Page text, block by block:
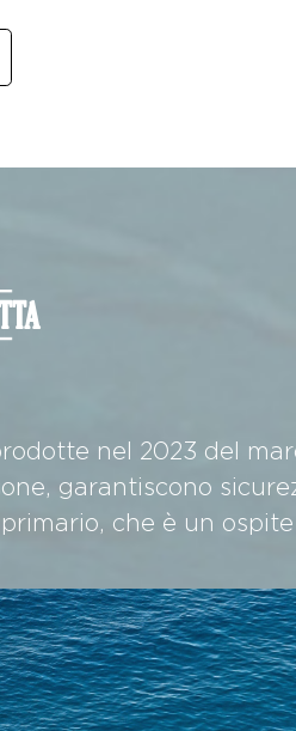
nel 2023 del
garantiscono
che è un ospite